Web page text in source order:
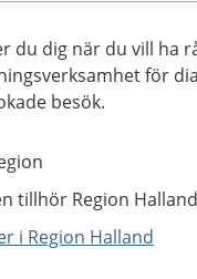
du dig när du vill ha
för
besök.
tillhör Region
i Region Halland